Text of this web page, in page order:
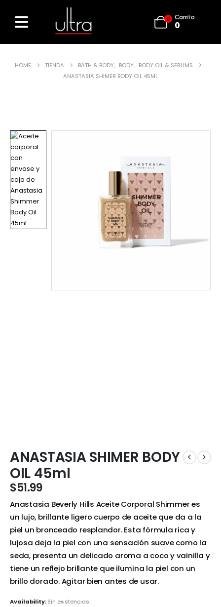
0 Carrito
0
HOME TIENDA BATH & BODY, BODY, BODY OIL & SERUMS
ANASTASIA SHIMER BODY OIL 45ML
ANASTASIA SHIMER BODY
OIL 45ml
$51.99
Anastasia Beverly Hills Aceite Corporal Shimmer es
un lujo, brillante ligero cuerpo de aceite que da a la
piel un bronceado resplandor. Esta fórmula rica y
lujosa deja la piel con una sensación suave como la
seda, presenta un delicado aroma a coco y vainilla y
tiene un reflejo brillante que ilumina la piel con un
brillo dorado. Agitar bien antes de usar.
Availability:Sin existencias